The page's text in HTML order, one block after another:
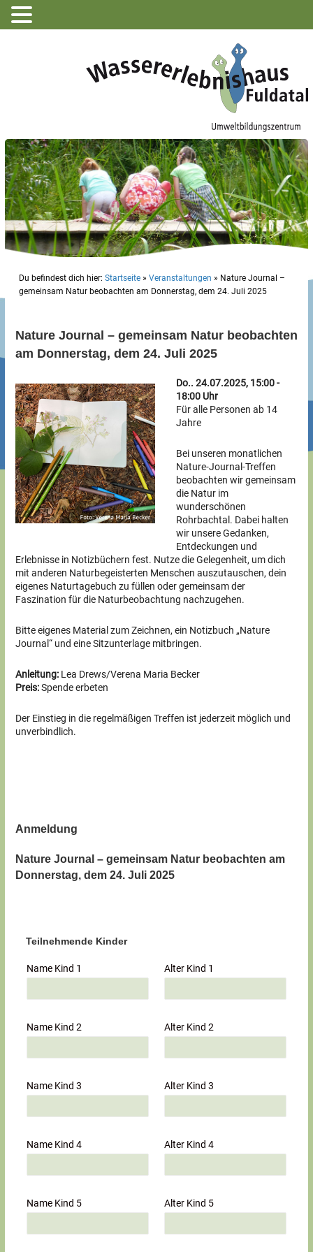
Du befindest dich hier: Startseite » Veranstaltungen » Nature Journal –
gemeinsam Natur beobachten am Donnerstag, dem 24. Juli 2025
Nature Journal – gemeinsam Natur beobachten
am Donnerstag, dem 24. Juli 2025
Do.. 24.07.2025, 15:00 -
18:00 Uhr
Für alle Personen ab 14
Jahre
Bei unseren monatlichen
Nature-Journal-Treffen
beobachten wir gemeinsam
die Natur im
wunderschönen
Rohrbachtal. Dabei halten
wir unsere Gedanken,
Entdeckungen und
Erlebnisse in Notizbüchern fest. Nutze die Gelegenheit, um dich
mit anderen Naturbegeisterten Menschen auszutauschen, dein
eigenes Naturtagebuch zu füllen oder gemeinsam der
Faszination für die Naturbeobachtung nachzugehen.
Bitte eigenes Material zum Zeichnen, ein Notizbuch „Nature
Journal“ und eine Sitzunterlage mitbringen.
Anleitung: Lea Drews/Verena Maria Becker
Preis:Spende erbeten
Der Einstieg in die regelmäßigen Treffen ist jederzeit möglich und
unverbindlich.
Anmeldung
Nature Journal – gemeinsam Natur beobachten am
Donnerstag, dem 24. Juli 2025
Teilnehmende Kinder
Name Kind 1 Alter Kind 1
Name Kind 2 Alter Kind 2
Name Kind 3 Alter Kind 3
Name Kind 4 Alter Kind 4
Name Kind 5 Alter Kind 5